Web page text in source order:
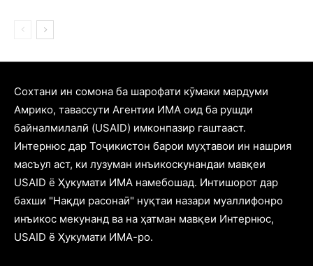
Cохтани ин сомона ба шарофати кӯмаки мардуми
Амрико, тавассути Агентии ИМА оид ба рушди
байналмилалӣ (USAID) имконпазир гаштааст.
Интернюс дар Тоҷикистон барои муҳтавои ин нашрия
масъул аст, ки лузуман инъикоскунандаи мавқеи
USAID ё Ҳукумати ИМА намебошад. Интишорот дар
бахши "Нақди расонаӣ" нуқтаи назари муаллифонро
инъикос мекунанд ва на ҳатман мавқеи Интернюс,
USAID ё Ҳукумати ИМА-ро.